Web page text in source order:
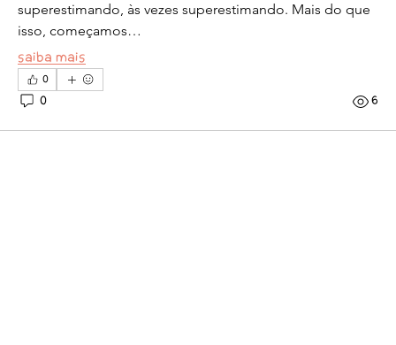
superestimando, às vezes superestimando. Mais do que
isso, começamos…
Saiba mais
0
0 6